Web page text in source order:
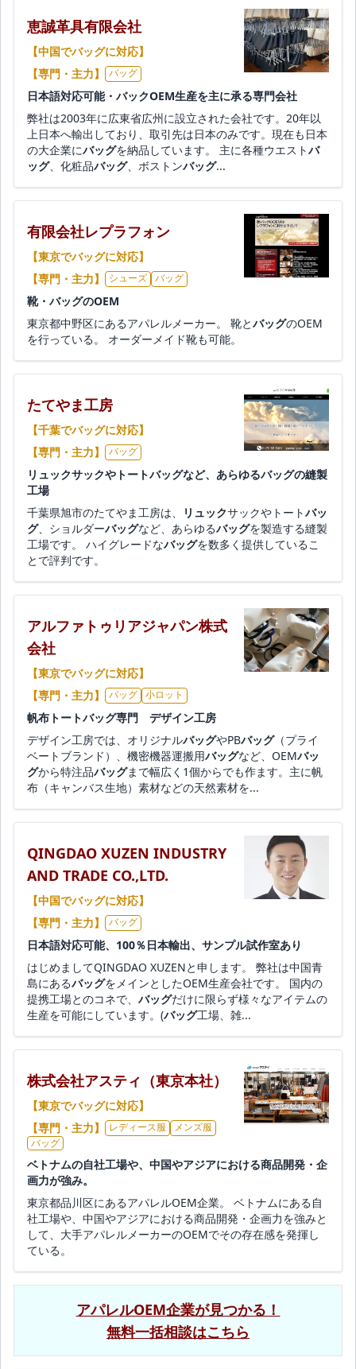
恵誠革具有限会社
【中国でバッグに対応】
【専門・主力】
バッグ
日本語対応可能・バックOEM生産を主に承る専門会社
弊社は2003年に広東省広州に設立された会社です。20年以
上日本へ輸出しており、取引先は日本のみです。現在も日本
の大企業にバッグを納品しています。 主に各種ウエストバ
ッグ、化粧品バッグ、ボストンバッグ...
有限会社レプラフォン
【東京でバッグに対応】
【専門・主力】
シューズ バッグ
靴・バッグのOEM
東京都中野区にあるアパレルメーカー。 靴とバッグのOEM
を行っている。 オーダーメイド靴も可能。
たてやま工房
【千葉でバッグに対応】
【専門・主力】
バッグ
リュックサックやトートバッグなど、あらゆるバッグの縫製
工場
千葉県旭市のたてやま工房は、
リュックサックやトートバッ
グ、ショルダーバッグなど、あらゆるバッグを製造する縫製
工場です。 ハイグレードなバッグを数多く提供しているこ
とで評判です。
アルファトゥリアジャパン株式
会社
【東京でバッグに対応】
【専門・主力】
バッグ 小ロット
帆布トートバッグ専門 デザイン工房
デザイン工房では、オリジナルバッグやPBバッグ（プライ
ベートブランド）、機密機器運搬用バッグなど、OEMバッ
グから特注品バッグまで幅広く1個からでも作ます。主に帆
布（キャンバス生地）素材などの天然素材を...
QINGDAO XUZEN INDUSTRY
AND TRADE CO.,LTD.
【中国でバッグに対応】
【専門・主力】
バッグ
日本語対応可能、100％日本輸出、サンプル試作室あり
はじめましてQINGDAO XUZENと申します。 弊社は中国青
島にあるバッグをメインとしたOEM生産会社です。 国内の
提携工場とのコネで、 バッグだけに限らず様々なアイテムの
生産を可能にしています。(バッグ工場、雑...
株式会社アスティ（東京本社）
【東京でバッグに対応】
【専門・主力】
レディース服
メンズ服
バッグ
ベトナムの自社工場や、中国やアジアにおける商品開発・企
画力が強み。
東京都品川区にあるアパレルOEM企業。 ベトナムにある自
社工場や、中国やアジアにおける商品開発・企画力を強みと
して、大手アパレルメーカーのOEMでその存在感を発揮し
ている。
アパレルOEM企業が見つかる！
無料一括相談はこちら